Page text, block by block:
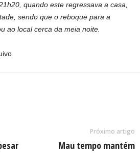
quando este regressava a casa,
sendo que o reboque para a
ao local cerca da meia noite.
Próximo artigo
Mau tempo mantém